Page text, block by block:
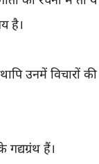
है।
उनमें विचारों की
हैं।